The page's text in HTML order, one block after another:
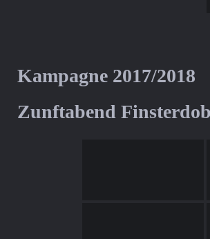
Kampagne 2017/2018
Zunftabend